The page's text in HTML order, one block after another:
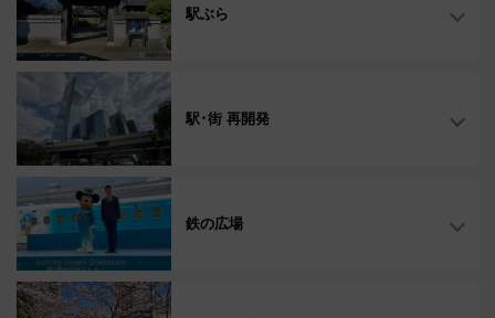
駅ぶら
駅･街 再開発
鉄の広場